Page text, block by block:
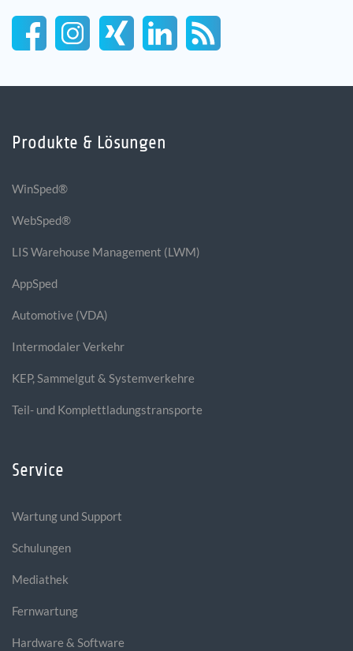
Produkte & Lösungen
WinSped®
WebSped®
LIS Warehouse Management (LWM)
AppSped
Automotive (VDA)
Intermodaler Verkehr
KEP, Sammelgut & Systemverkehre
Teil- und Komplettladungstransporte
Service
Wartung und Support
Schulungen
Mediathek
Fernwartung
Hardware & Software